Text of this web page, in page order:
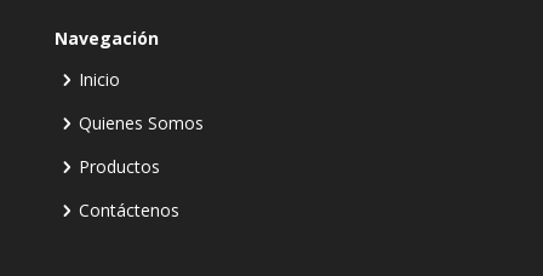
Navegación
Inicio
Quienes Somos
Productos
Contáctenos